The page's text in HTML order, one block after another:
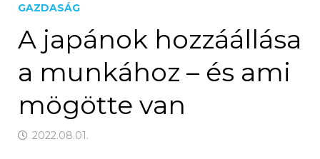
GAZDASÁG
A japánok hozzáállása
a munkához – és ami
mögötte van
2022.08.01.